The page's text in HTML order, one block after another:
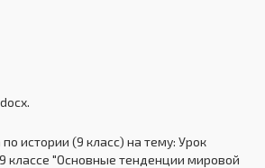
истории (9 класс) на тему: Урок
классе "Основные тенденции мировой